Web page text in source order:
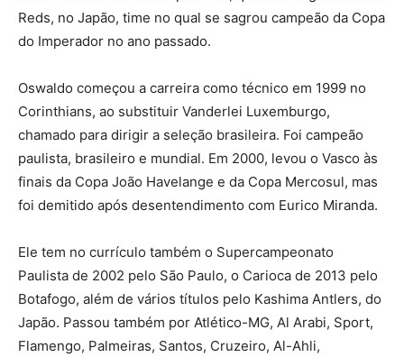
Reds, no Japão, time no qual se sagrou campeão da Copa
do Imperador no ano passado.
Oswaldo começou a carreira como técnico em 1999 no
Corinthians, ao substituir Vanderlei Luxemburgo,
chamado para dirigir a seleção brasileira. Foi campeão
paulista, brasileiro e mundial. Em 2000, levou o Vasco às
finais da Copa João Havelange e da Copa Mercosul, mas
foi demitido após desentendimento com Eurico Miranda.
Ele tem no currículo também o Supercampeonato
Paulista de 2002 pelo São Paulo, o Carioca de 2013 pelo
Botafogo, além de vários títulos pelo Kashima Antlers, do
Japão. Passou também por Atlético-MG, Al Arabi, Sport,
Flamengo, Palmeiras, Santos, Cruzeiro, Al-Ahli,